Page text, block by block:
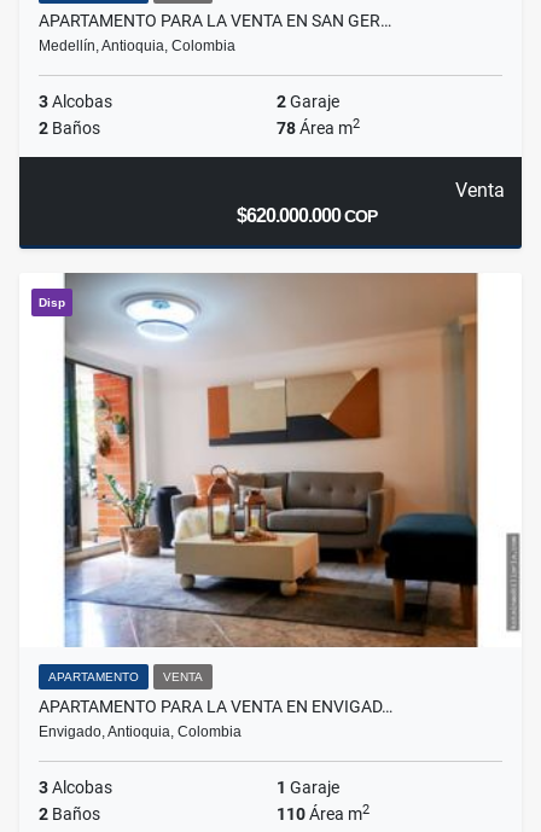
APARTAMENTO PARA LA VENTA EN SAN GER…
Medellín, Antioquia, Colombia
3Alcobas 2Garaje
2 Baños 78Área m2
Venta
$620.000.000COP
Disp
APARTAMENTO VENTA
APARTAMENTO PARA LA VENTA EN ENVIGAD…
Envigado, Antioquia, Colombia
3Alcobas 1 Garaje
2 Baños 110Área m2